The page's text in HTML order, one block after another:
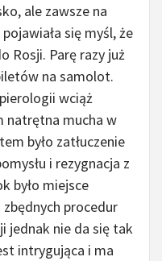
ale zawsze na
się myśl, że
Rosji. Parę razy już
na samolot.
wciąż
natrętna mucha w
było zatłuczenie
i rezygnacja z
było miejsce
procedur
jednak nie da się tak
intrygująca i ma